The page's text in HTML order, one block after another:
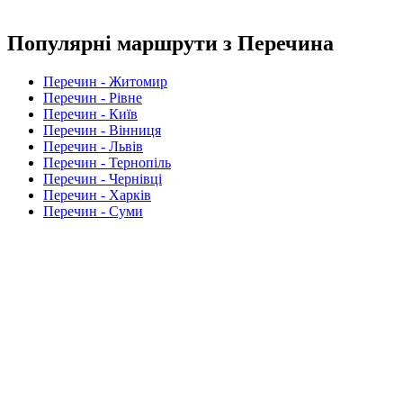
Популярні маршрути з Перечина
Перечин - Житомир
Перечин - Рівне
Перечин - Київ
Перечин - Вінниця
Перечин - Львів
Перечин - Тернопіль
Перечин - Чернівці
Перечин - Харків
Перечин - Суми